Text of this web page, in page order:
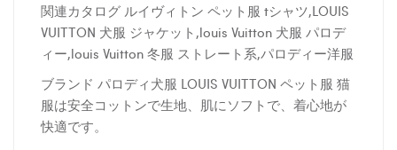
関連カタログ ルイヴィトン ペット服 tシャツ,LOUIS
VUITTON 犬服 ジャケット,louis Vuitton 犬服 パロデ
ィー,louis Vuitton 冬服 ストレート系,パロディー洋服
ブランド パロディ犬服 LOUIS VUITTON ペット服 猫
服は安全コットンで生地、肌にソフトで、着心地が
快適です。